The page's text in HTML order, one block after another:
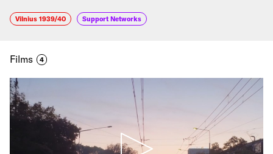
Vilnius 1939/40 Support Networks
Films 4